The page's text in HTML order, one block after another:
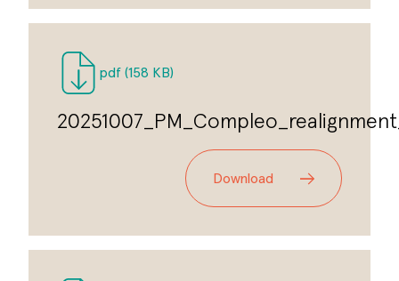
pdf (158 KB)
Download